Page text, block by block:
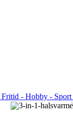
Fritid - Hobby - Sport